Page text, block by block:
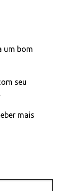
um bom
seu
mais